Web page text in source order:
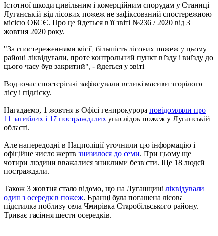
Істотної шкоди цивільним і комерційним спорудам у Станиці
Луганській від лісових пожеж не зафіксований спостережною
місією ОБСЄ. Про це йдеться в її звіті №236 / 2020 від 3
жовтня 2020 року.
"За спостереженнями місії, більшість лісових пожеж у цьому
районі ліквідували, проте контрольний пункт в'їзду і виїзду до
цього часу був закритий", - йдеться у звіті.
Водночас спостерігачі зафіксували великі масиви згорілого
лісу і підліску.
Нагадаємо, 1 жовтня в Офісі генпрокурора повідомляли про
11 загиблих і 17 постраждалих унаслідок пожеж у Луганській
області.
Але напередодні в Нацполіції уточнили цю інформацію і
офіційне число жертв знизилося до семи. При цьому ще
чотири людини вважалися зниклими безвісти. Ще 18 людей
постраждали.
Також 3 жовтня стало відомо, що на Луганщині ліквідували
один з осередків пожеж. Вранці була погашена лісова
підстилка поблизу села Чмирівка Старобільського району.
Триває гасіння шести осередків.